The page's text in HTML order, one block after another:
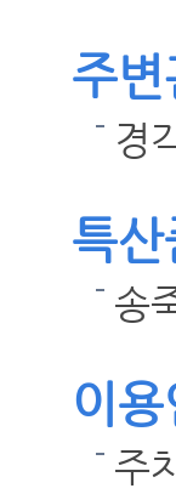
주변
경
특산
송
이용
주